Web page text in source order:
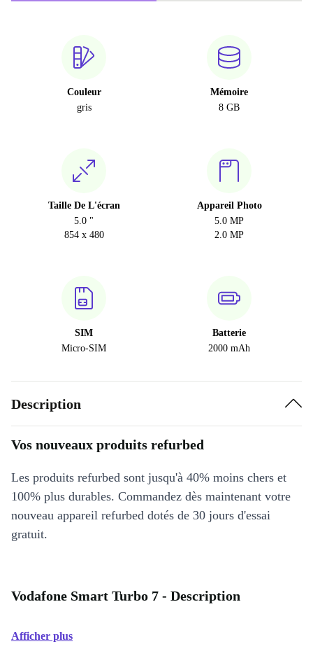
Couleur
gris
Mémoire
8 GB
Taille De L'écran
5.0 "
854 x 480
Appareil Photo
5.0 MP
2.0 MP
SIM
Micro-SIM
Batterie
2000 mAh
Description
Vos nouveaux produits refurbed
Les produits refurbed sont jusqu'à 40% moins chers et
100% plus durables. Commandez dès maintenant votre
nouveau appareil refurbed dotés de 30 jours d'essai
gratuit.
Vodafone Smart Turbo 7 - Description
Afficher plus